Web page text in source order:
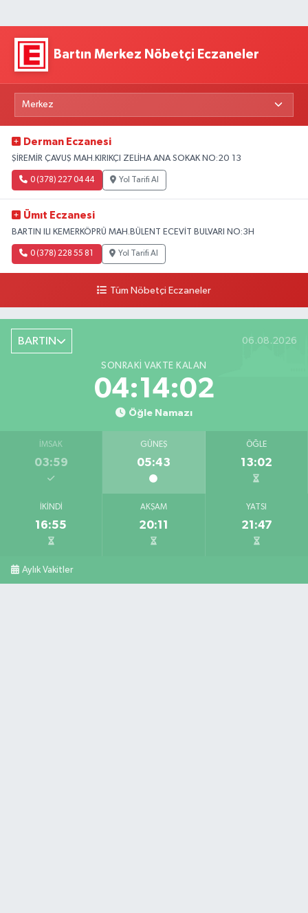
Bartın Merkez Nöbetçi Eczaneler
Derman Eczanesi
ŞİREMİR ÇAVUŞ MAH.KIRIKÇI ZELİHA ANA SOKAK NO:20 13
0 (378) 227 04 44 Yol Tarifi Al
Ümıt Eczanesi
BARTIN ILI KEMERKÖPRÜ MAH.BÜLENT ECEVİT BULVARI NO:3H
0 (378) 228 55 81 Yol Tarifi Al
Tüm Nöbetçi Eczaneler
BARTIN 06.08.2026
SONRAKI VAKTE KALAN
04:14:01
Öğle Namazı
İMSAK
03:59
GÜNEŞ
05:43
ÖĞLE
13:02
İKINDI
16:55
AKŞAM
20:11
YATSI
21:47
Aylık Vakitler